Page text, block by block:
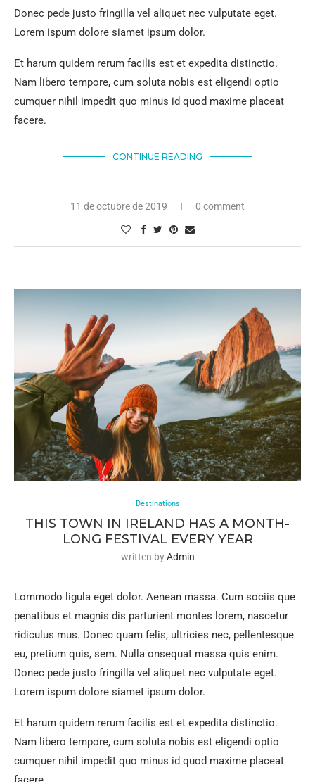
Donec pede justo fringilla vel aliquet nec vulputate eget.
Lorem ispum dolore siamet ipsum dolor.
Et harum quidem rerum facilis est et expedita distinctio.
Nam libero tempore, cum soluta nobis est eligendi optio
cumquer nihil impedit quo minus id quod maxime placeat
facere.
CONTINUE READING
11 de octubre de 2019 0 comment
Destinations
THIS TOWN IN IRELAND HAS A MONTH-
LONG FESTIVAL EVERY YEAR
written byAdmin
Lommodo ligula eget dolor. Aenean massa. Cum sociis que
penatibus et magnis dis parturient montes lorem, nascetur
ridiculus mus. Donec quam felis, ultricies nec, pellentesque
eu, pretium quis, sem. Nulla onsequat massa quis enim.
Donec pede justo fringilla vel aliquet nec vulputate eget.
Lorem ispum dolore siamet ipsum dolor.
Et harum quidem rerum facilis est et expedita distinctio.
Nam libero tempore, cum soluta nobis est eligendi optio
cumquer nihil impedit quo minus id quod maxime placeat